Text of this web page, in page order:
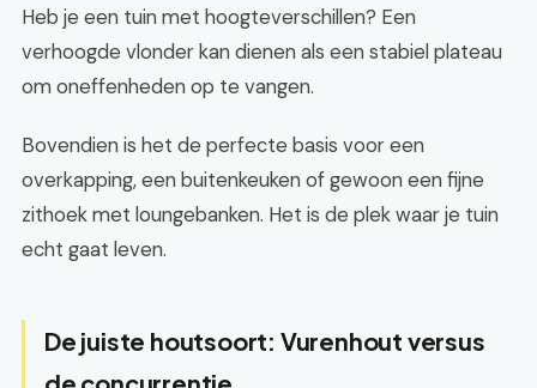
Heb je een tuin met hoogteverschillen? Een
verhoogde vlonder kan dienen als een stabiel plateau
om oneffenheden op te vangen.
Bovendien is het de perfecte basis voor een
overkapping, een buitenkeuken of gewoon een fijne
zithoek met loungebanken. Het is de plek waar je tuin
echt gaat leven.
De juiste houtsoort: Vurenhout versus